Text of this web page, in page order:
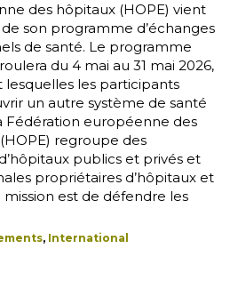
des hôpitaux (HOPE) vient
son programme d’échanges
de santé. Le programme
du 4 mai au 31 mai 2026,
les participants
un autre système de santé
Fédération européenne des
regroupe des
publics et privés et
propriétaires d’hôpitaux et
mission est de défendre les
, International